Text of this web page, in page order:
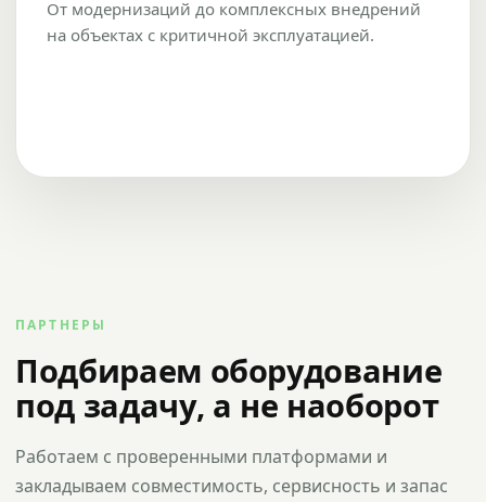
От модернизаций до комплексных внедрений
на объектах с критичной эксплуатацией.
ПАРТНЕРЫ
Подбираем оборудование
под задачу, а не наоборот
Работаем с проверенными платформами и
закладываем совместимость, сервисность и запас